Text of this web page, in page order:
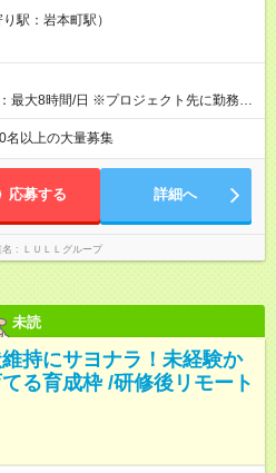
費＋各種手当 ※固定残業代（30時間/6
超過分は追加支給いたします 能力やス
定。経験者の方は前給考慮も可能で
与で還元しています。 実際にほぼ全員
分だけ、収入アップも目指せる環境で
時と異なる部分があります。 雇用形態：
与：月給 230,000円以上 上記額にはみ
※超過分は全額支給いたします。 みな
研修期間中（最大12ヶ月間）も、試用期
駅：岩本町駅）
最大8時間/日 ※プロジェクト先に勤務時
平均残業時間：月10時間以内
名以上の大量募集
応募する 詳細へ
ＬＵＬＬグループ
未読
持にサヨナラ！未経験か
る育成枠 /研修後リモート